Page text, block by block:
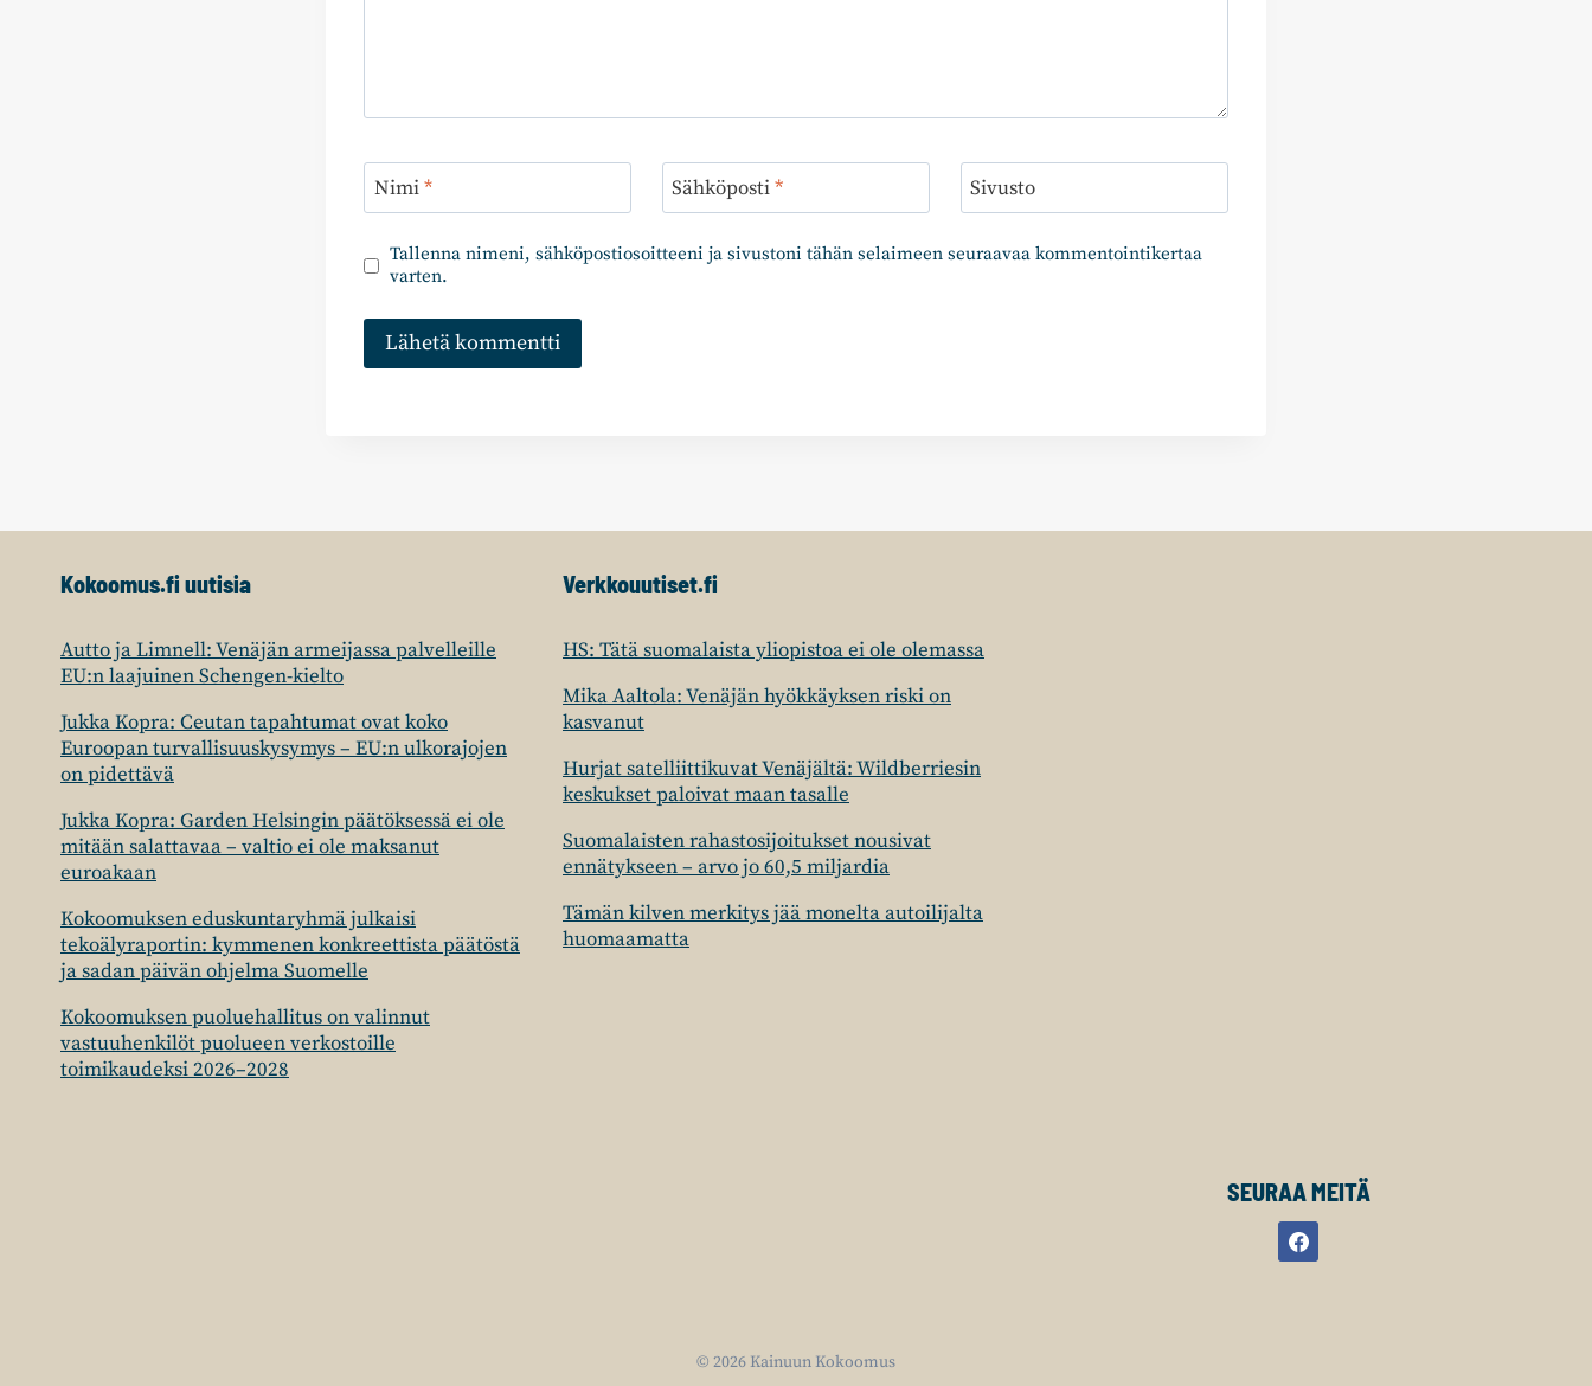
Nimi* Sähköposti* Sivusto
Tallenna nimeni, sähköpostiosoitteeni ja sivustoni tähän selaimeen seuraavaa kommentointikertaa
varten.
Kokoomus.fi uutisia
Autto ja Limnell: Venäjän armeijassa palvelleille
EU:n laajuinen Schengen-kielto
Jukka Kopra: Ceutan tapahtumat ovat koko
Euroopan turvallisuuskysymys – EU:n ulkorajojen
on pidettävä
Jukka Kopra: Garden Helsingin päätöksessä ei ole
mitään salattavaa – valtio ei ole maksanut
euroakaan
Kokoomuksen eduskuntaryhmä julkaisi
tekoälyraportin: kymmenen konkreettista päätöstä
ja sadan päivän ohjelma Suomelle
Kokoomuksen puoluehallitus on valinnut
vastuuhenkilöt puolueen verkostoille
toimikaudeksi 2026–2028
Verkkouutiset.fi
HS: Tätä suomalaista yliopistoa ei ole olemassa
Mika Aaltola: Venäjän hyökkäyksen riski on
kasvanut
Hurjat satelliittikuvat Venäjältä: Wildberriesin
keskukset paloivat maan tasalle
Suomalaisten rahastosijoitukset nousivat
ennätykseen – arvo jo 60,5 miljardia
Tämän kilven merkitys jää monelta autoilijalta
huomaamatta
SEURAA MEITÄ
© 2026 Kainuun Kokoomus